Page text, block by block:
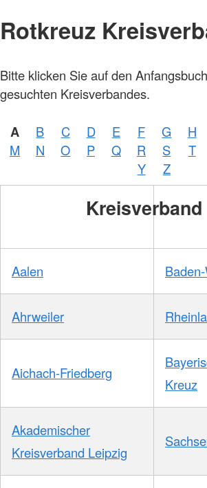
Rotkreuz
Bitte klicken Sie auf den
gesuchten Kreisverbandes.
A B C D E F G H
M
N O P Q R S T
Y
Z
Kreisverband
Aalen
Ahrweiler
Aichach-Friedberg
Kreuz
Akademischer
Kreisverband Leipzig